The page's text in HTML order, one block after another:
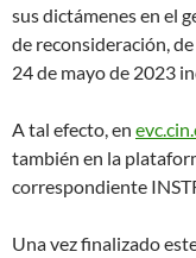
sus dictámenes en el
de reconsideración,
24 de mayo de 2023
A tal efecto, en
también en la
correspondiente
Una vez finalizado